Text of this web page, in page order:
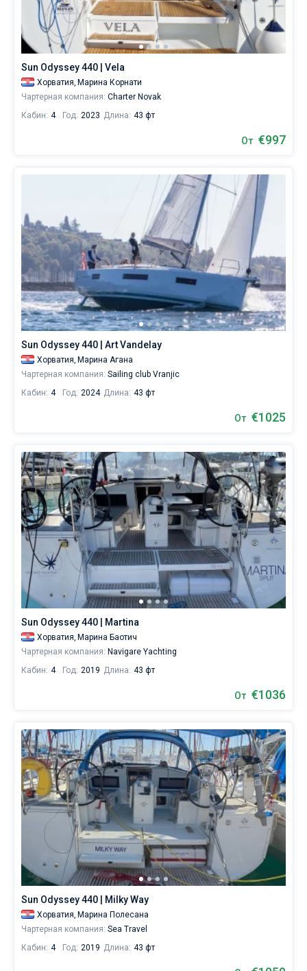
Sun Odyssey 440 | Vela
Хорватия, Марина Корнати
Чартерная компания: Charter Novak
Кабин: 4 Год: 2023 Длина: 43 фт
От €997
Sun Odyssey 440 | Art Vandelay
Хорватия, Марина Агана
Чартерная компания: Sailing club Vranjic
Кабин: 4 Год: 2024 Длина: 43 фт
От €1025
Sun Odyssey 440 | Martina
Хорватия, Марина Баотич
Чартерная компания: Navigare Yachting
Кабин: 4 Год: 2019 Длина: 43 фт
От €1036
Sun Odyssey 440 | Milky Way
Хорватия, Марина Полесана
Чартерная компания: Sea Travel
Кабин: 4 Год: 2019 Длина: 43 фт